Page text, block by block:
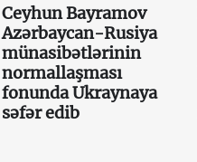
Ceyhun Bayramov
Azərbaycan-Rusiya
münasibətlərinin
normallaşması
fonunda Ukraynaya
səfər edib